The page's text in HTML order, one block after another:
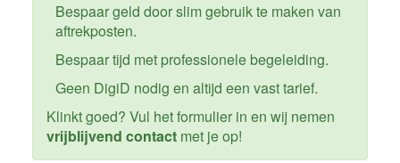
Bespaar geld door slim gebruik te maken van
aftrekposten.
Bespaar tijd met professionele begeleiding.
Geen DigiD nodig en altijd een vast tarief.
Klinkt goed? Vul het formulier in en wij nemen
vrijblijvend contactmet je op!